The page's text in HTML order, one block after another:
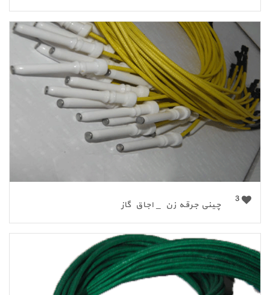
3 چینی جرقه زن _ اجاق گاز